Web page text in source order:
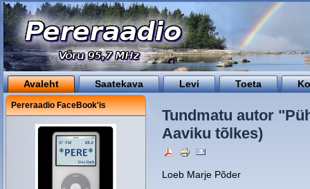
Avaleht Saatekava Levi Toeta
Pereraadio FaceBook'is
Tundmatu autor
Aaviku tõlkes)
Loeb Marje Põder